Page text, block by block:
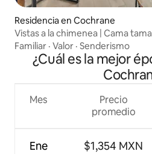
Residencia en Cochrane
Vistas a la chimenea | Cama
Mascotas | Moderno
Familiar · Valor · Senderismo
¿Cuál es la mejor
Mes
Ene
Precio
promedio
$1,354 MXN